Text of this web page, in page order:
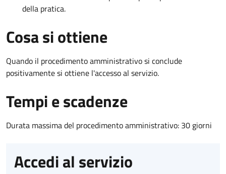
della pratica.
Cosa si ottiene
Quando il procedimento amministrativo si conclude
positivamente si ottiene l'accesso al servizio.
Tempi e scadenze
Durata massima del procedimento amministrativo: 30 giorni
Accedi al servizio